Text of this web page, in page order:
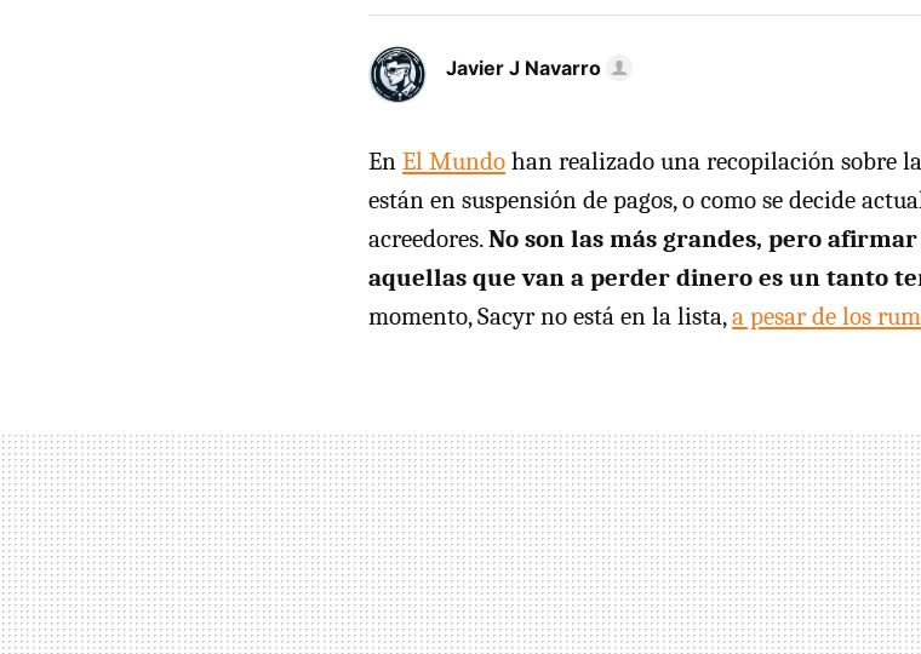
Javier J Navarro
En El Mundo han realizado una recopilación sobre
están en suspensión de pagos, o como se decide
acreedores.No son las más grandes, pero
aquellas que van a perder dinero es un tanto
momento, Sacyr no está en la lista,a pesar de los